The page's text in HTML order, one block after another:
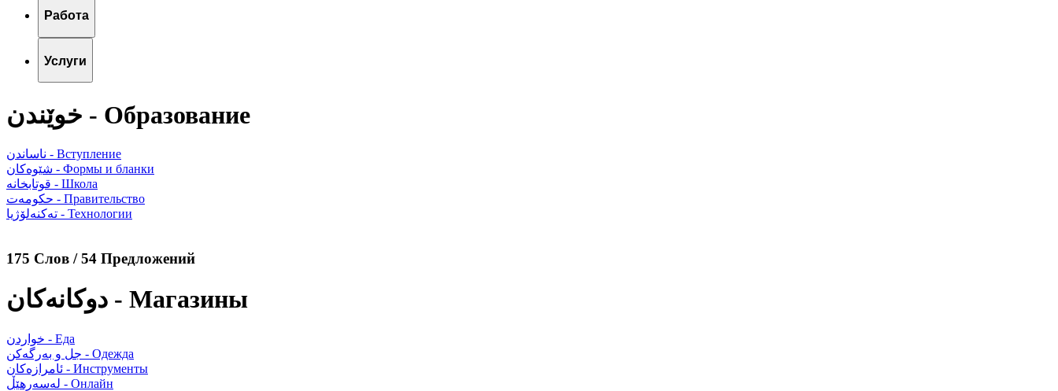
Работа
Услуги
خوێندن - Образование
ناساندن - Вступление
شێوەکان - Формы и бланки
قوتابخانە - Школа
حکومەت - Правительство
تەکنەلۆژیا - Технологии
175 Слов / 54 Предложений
دوکانەکان - Магазины
خواردن - Еда
جل و بەرگەکن - Одежда
ئامرازەکان - Инструменты
لەسەرهێڵ - Онлайн